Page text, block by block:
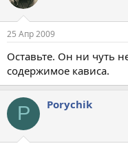
25 Апр 2009
Оставьте. Он ни чуть
содержимое кависа.
P Porychik